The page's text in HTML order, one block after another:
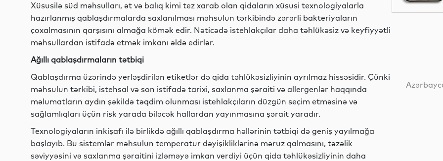
Xüsusilə süd məhsulları, ət və balıq kimi tez xarab olan qidaların xüsusi texnologiyalarla
hazırlanmış qablaşdırmalarda saxlanılması məhsulun tərkibində zərərli bakteriyaların
çoxalmasının qarşısını almağa kömək edir. Nəticədə istehlakçılar daha təhlükəsiz və keyfiyyətli
məhsullardan istifadə etmək imkanı əldə edirlər.
Ağıllı qablaşdırmaların tətbiqi
Qablaşdırma üzərində yerləşdirilən etiketlər də qida təhlükəsizliyinin ayrılmaz hissəsidir. Çünki
məhsulun tərkibi, istehsal və son istifadə tarixi, saxlanma şəraiti və allergenlər haqqında
məlumatların aydın şəkildə təqdim olunması istehlakçıların düzgün seçim etməsinə və
sağlamlıqları üçün risk yarada biləcək hallardan yayınmasına şərait yaradır.
Texnologiyaların inkişafı ilə birlikdə ağıllı qablaşdırma həllərinin tətbiqi də geniş yayılmağa
başlayıb. Bu sistemlər məhsulun temperatur dəyişikliklərinə məruz qalmasını, təzəlik
səviyyəsini və saxlanma şəraitini izləməyə imkan verdiyi üçün qida təhlükəsizliyinin daha